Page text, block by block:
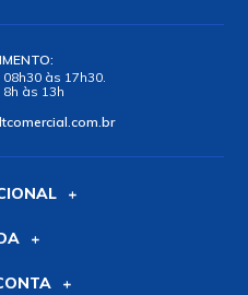
às 17h30.
às 13h